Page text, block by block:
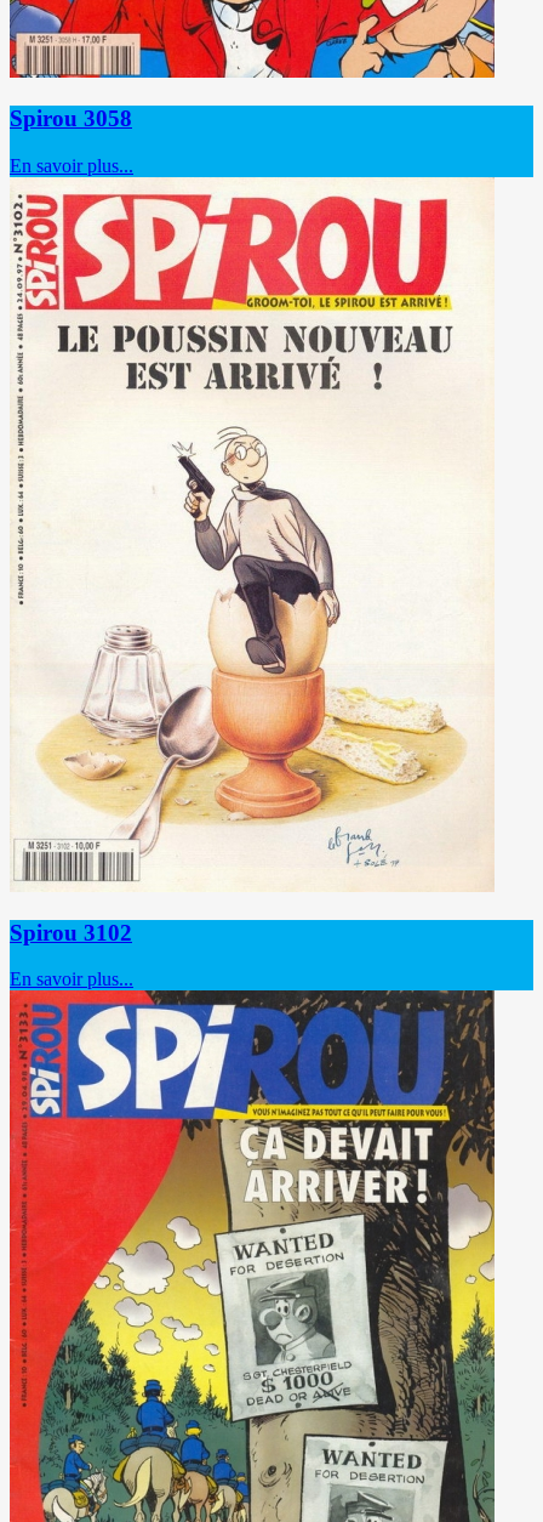
Spirou 3058
En savoir plus...
Spirou 3102
En savoir plus...